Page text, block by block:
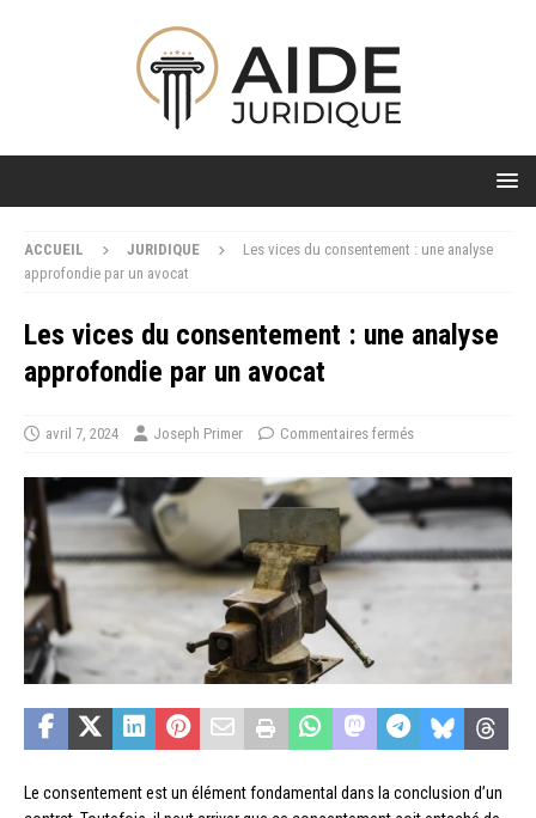
ACCUEIL JURIDIQUE
Les vices du consentement : une analyse
approfondie par un avocat
Les vices du consentement : une analyse
approfondie par un avocat
avril 7, 2024 Joseph Primer Commentaires fermés
Le consentement est un élément fondamental dans la conclusion d’un